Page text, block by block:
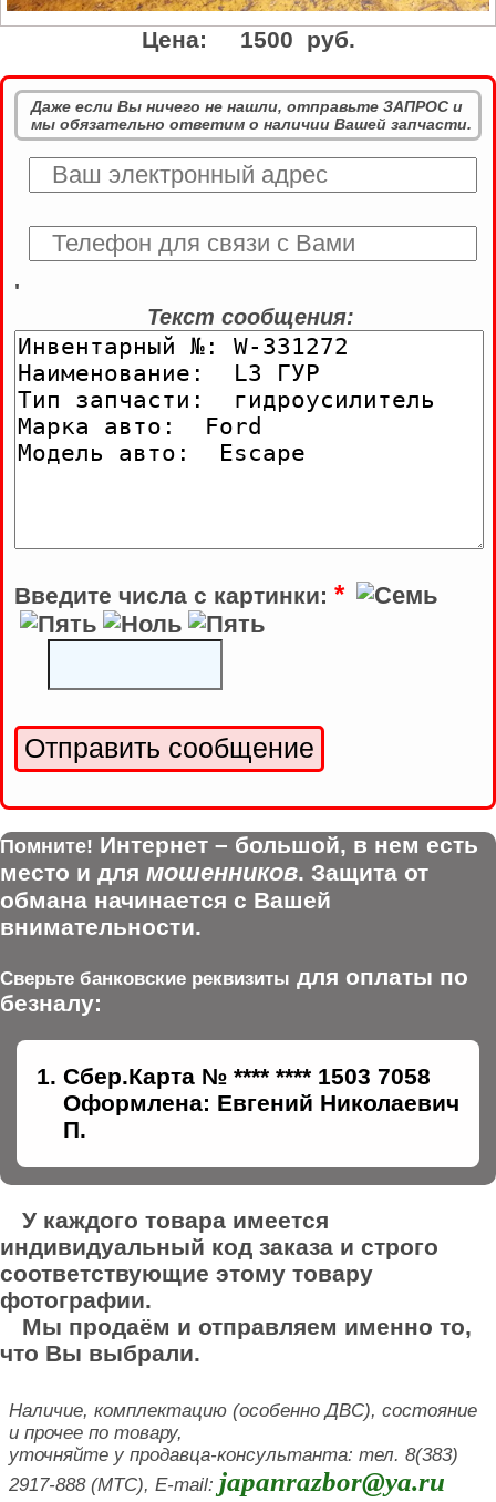
Цена: 1500 руб.
Даже если Вы ничего не нашли, отправьте ЗАПРОС и
мы обязательно ответим о наличии Вашей запчасти.
'
Текст сообщения:
Введите числа с картинки: *
Помните! Интернет – большой, в нем есть
место и для мошенников. Защита от
обмана начинается с Вашей
внимательности.
Сверьте банковские реквизиты для оплаты по
безналу:
Сбер.Карта № **** **** 1503 7058
Оформлена: Евгений Николаевич
П.
У каждого товара имеется
индивидуальный код заказа и строго
соответствующие этому товару
фотографии.
Мы продаём и отправляем именно то,
что Вы выбрали.
Наличие, комплектацию (особенно ДВС), состояние
и прочее по товару,
уточняйте у продавца-консультанта: тел. 8(383)
2917-888 (МТС), E-mail: japanrazbor@ya.ru